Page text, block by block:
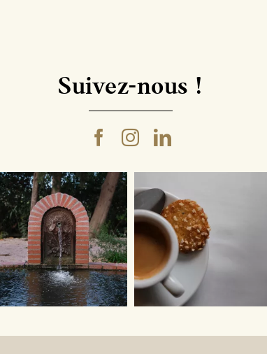
Suivez-nous !